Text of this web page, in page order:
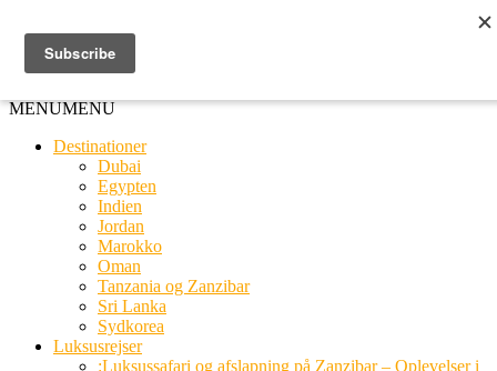
MENUMENU
Destinationer
Dubai
Egypten
Indien
Jordan
Marokko
Oman
Tanzania og Zanzibar
Sri Lanka
Sydkorea
Luksusrejser
:Luksussafari og afslapning på Zanzibar – Oplevelser i